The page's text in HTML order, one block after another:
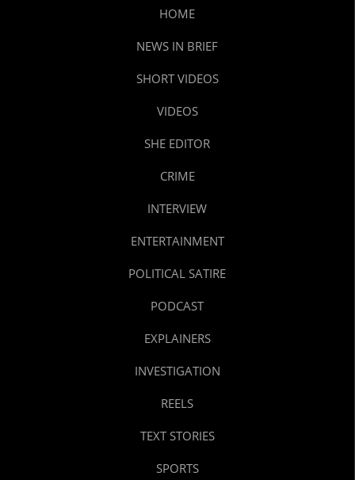
HOME
NEWS IN BRIEF
SHORT VIDEOS
VIDEOS
SHE EDITOR
CRIME
INTERVIEW
ENTERTAINMENT
POLITICAL SATIRE
PODCAST
EXPLAINERS
INVESTIGATION
REELS
TEXT STORIES
SPORTS